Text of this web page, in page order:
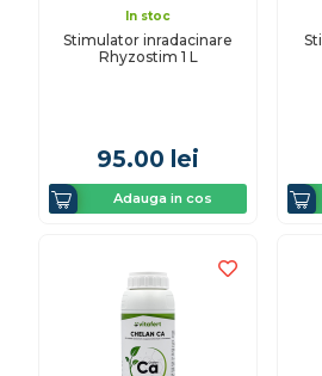
In stoc
Stimulator inradacinare
Rhyzostim 1 L
95.00 lei
Adauga in cos